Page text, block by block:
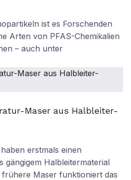
ist es Forschenden
Arten von PFAS-Chemikalien
– auch unter
Maser aus Halbleiter-
erstmals einen
gängigem Halbleitermaterial
Maser funktioniert das